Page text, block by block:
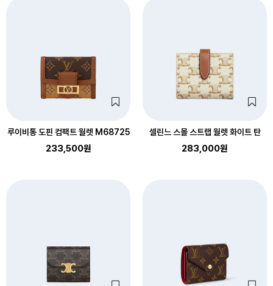
루이비통 도핀 컴팩트 월렛 M68725
233,500원
셀린느 스몰 스트랩 월렛 화이트 탄
283,000원